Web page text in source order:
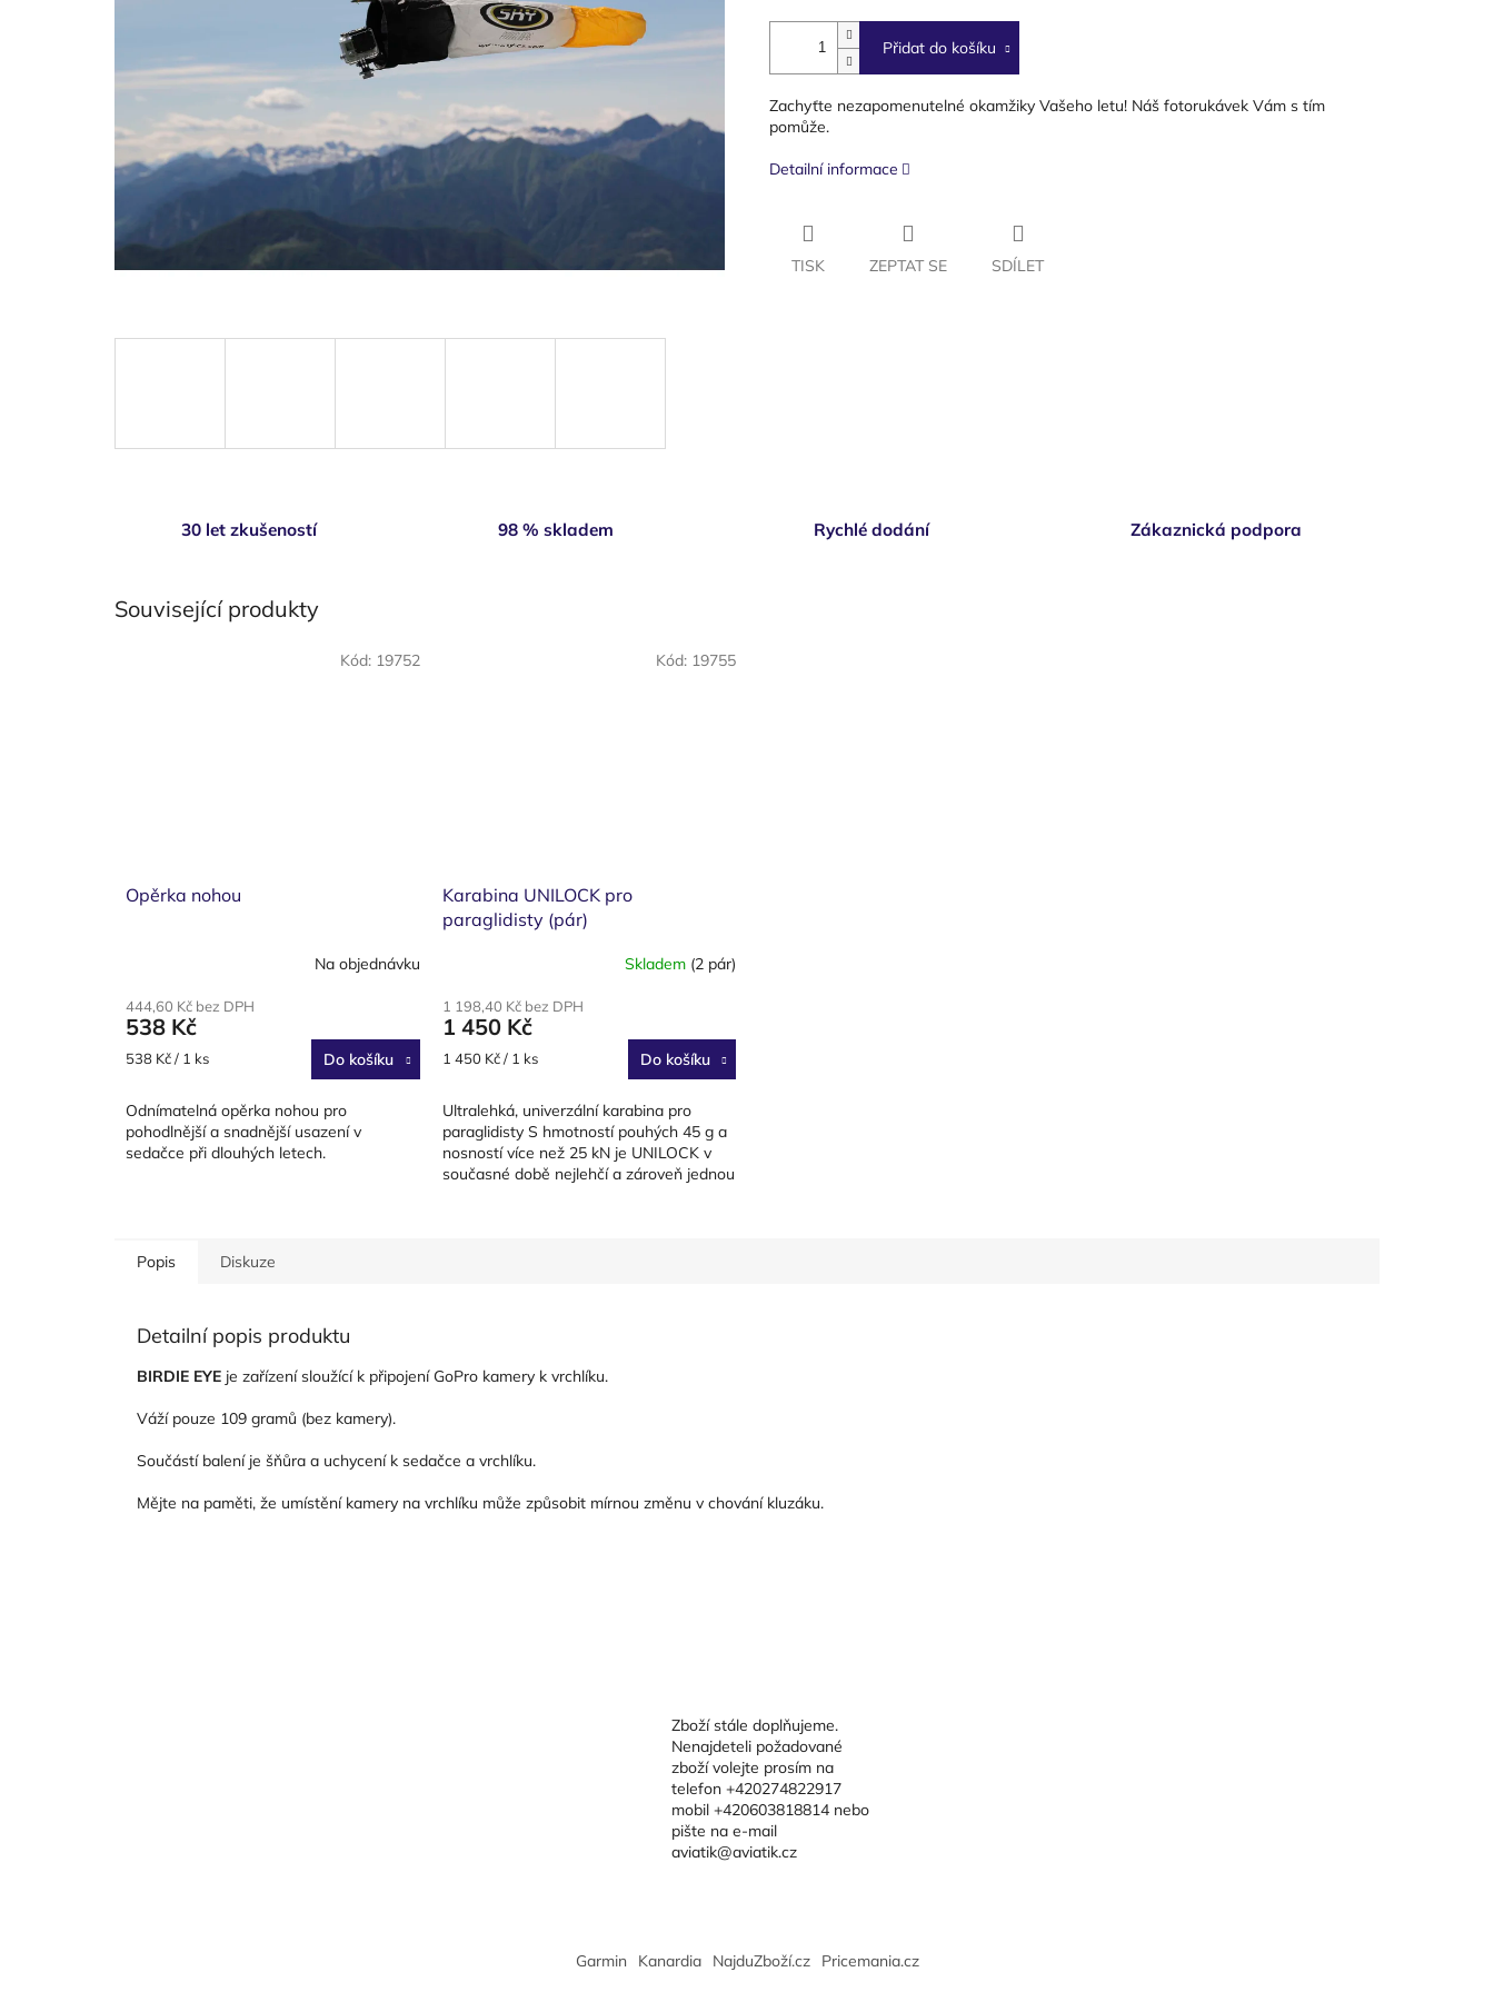
Přidat do košíku
Zachyťte nezapomenutelné okamžiky Vašeho letu! Náš fotorukávek Vám s tím
pomůže.
Detailní informace
TISK ZEPTAT SE SDÍLET
30 let zkušeností 98 % skladem Rychlé dodání Zákaznická podpora
Související produkty
Opěrka nohou
Na objednávku
444,60 Kč bez DPH
538 Kč
Měrná
538 Kč / 1 ks Do košíku
Odnímatelná opěrka nohou pro
pohodlnější a snadnější usazení v
sedačce při dlouhých letech.
Kód: 19752
Karabina UNILOCK pro
paraglidisty (pár)
Skladem (2 pár)
1 198,40 Kč bez DPH
1 450 Kč
Měrná
1 450 Kč / 1 ks Do košíku
Ultralehká, univerzální karabina pro
paraglidisty S hmotností pouhých 45 g a
nosností více než 25 kN je UNILOCK v
současné době nejlehčí a zároveň jednou
Kód: 19755
Popis Diskuze
Detailní popis produktu
BIRDIE EYE je zařízení sloužící k připojení GoPro kamery k vrchlíku.
Váží pouze 109 gramů (bez kamery).
Součástí balení je šňůra a uchycení k sedačce a vrchlíku.
Mějte na paměti, že umístění kamery na vrchlíku může způsobit mírnou změnu v chování kluzáku.
Zboží stále doplňujeme.
Nenajdeteli požadované
zboží volejte prosím na
telefon +420274822917
mobil +420603818814 nebo
pište na e-mail
aviatik@aviatik.cz
Garmin Kanardia NajduZboží.cz Pricemania.cz